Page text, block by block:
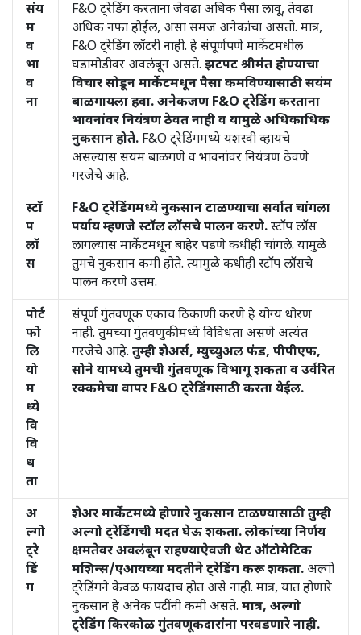
संय
म
व
भा
व
ना
F&O ट्रेडिंग करताना जेवढा अधिक पैसा लावू, तेवढा
अधिक नफा होईल, असा समज अनेकांचा असतो. मात्र,
F&O ट्रेडिंग लॉटरी नाही. हे संपूर्णपणे मार्केटमधील
घडामोडीवर अवलंबून असते. झटपट श्रीमंत होण्याचा
विचार सोडून मार्केटमधून पैसा कमविण्यासाठी सयंम
बाळगायला हवा. अनेकजण F&O ट्रेडिंग करताना
भावनांवर नियंत्रण ठेवत नाही व यामुळे अधिकाधिक
नुकसान होते. F&O ट्रेडिंगमध्ये यशस्वी व्हायचे
असल्यास संयम बाळगणे व भावनांवर नियंत्रण ठेवणे
गरजेचे आहे.
स्टॉ
प
लॉ
स
F&O ट्रेडिंगमध्ये नुकसान टाळण्याचा सर्वात चांगला
पर्याय म्हणजे स्टॉल लॉसचे पालन करणे.स्टॉप लॉस
लागल्यास मार्केटमधून बाहेर पडणे कधीही चांगले. यामुळे
तुमचे नुकसान कमी होते. त्यामुळे कधीही स्टॉप लॉसचे
पालन करणे उत्तम.
पोर्ट
फो
लि
यो
म
ध्ये
वि
वि
ध
ता
संपूर्ण गुंतवणूक एकाच ठिकाणी करणे हे योग्य धोरण
नाही. तुमच्या गुंतवणुकीमध्ये विविधता असणे अत्यंत
गरजेचे आहे. तुम्ही शेअर्स, म्युच्युअल फंड, पीपीएफ,
सोने यामध्ये तुमची गुंतवणूक विभागू शकता व उर्वरित
रक्कमेचा वापर F&O ट्रेडिंगसाठी करता येईल.
अ
ल्गो
ट्रे
डिं
ग
शेअर मार्केटमध्ये होणारे नुकसान टाळण्यासाठी तुम्ही
अल्गो ट्रेडिंगची मदत घेऊ शकता. लोकांच्या निर्णय
क्षमतेवर अवलंबून राहण्याऐवजी थेट ऑटोमेटिक
मशिन्स/एआयच्या मदतीने ट्रेडिंग करू शकता. अल्गो
ट्रेडिंगने केवळ फायदाच होत असे नाही. मात्र, यात होणारे
नुकसान हे अनेक पटींनी कमी असते. मात्र, अल्गो
ट्रेडिंग किरकोळ गुंतवणूकदारांना परवडणारे नाही.